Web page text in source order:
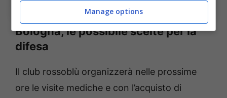
Bologna, le possibile scelte per la
difesa
Il club rossoblù organizzerà nelle prossime
ore le visite mediche e con l’acquisto di
Manage options